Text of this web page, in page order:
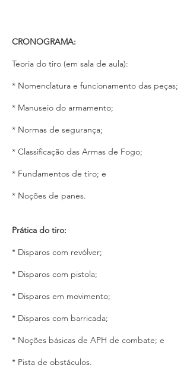
CRONOGRAMA:
Teoria do tiro (em sala de aula):
* Nomenclatura e funcionamento das peças;
* Manuseio do armamento;
* Normas de segurança;
* Classificação das Armas de Fogo;
* Fundamentos de tiro; e
* Noções de panes.
Prática do tiro:
* Disparos com revólver;
* Disparos com pistola;
* Disparos em movimento;
* Disparos com barricada;
* Noções básicas de APH de combate; e
* Pista de obstáculos.